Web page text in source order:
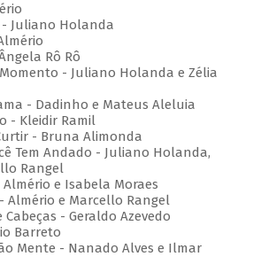
Juliano Holanda
Rô Rô
Momento - Juliano Holanda e Zélia
- Dadinho e Mateus Aleluia
- Kleidir Ramil
- Bruna Alimonda
Tem Andado - Juliano Holanda,
Rangel
Almério e Isabela Moraes
Almério e Marcello Rangel
Cabeças - Geraldo Azevedo
Barreto
Mente - Nanado Alves e Ilmar